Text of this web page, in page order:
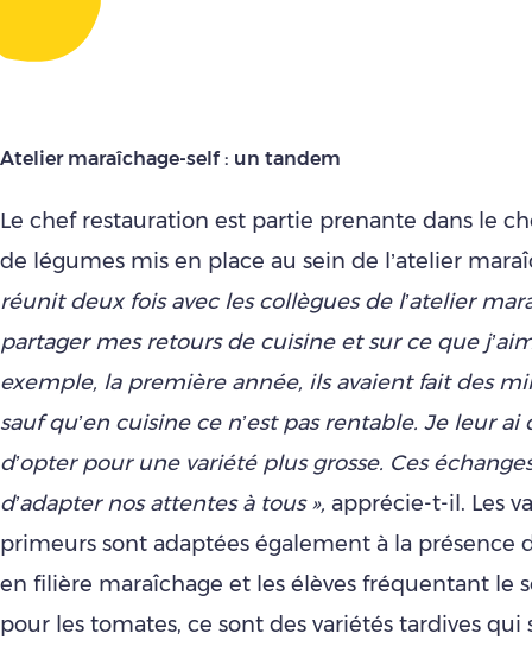
Atelier maraîchage-self : un tandem
Le chef restauration est partie prenante dans le
de légumes mis en place au sein de l’atelier
réunit deux fois avec lescollègues de l’atelier
partager mes retours de cuisine et sur ce que
exemple, la première année, ils avaient fait des
sauf qu’en cuisine ce n’est pas rentable. Je leur
d’opter pour une variété plus grosse. Ces
d’adapter nos attentes à tous », apprécie-t-il. Les
primeurs sont adaptées également à la présence
en filière maraîchage et les élèves fréquentant le
pour les tomates, ce sont des variétés tardives qui